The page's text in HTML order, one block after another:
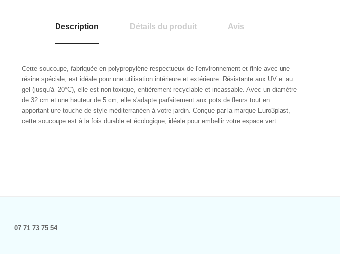
Description Détails du produit Avis
Cette soucoupe, fabriquée en polypropylène respectueux de l'environnement et finie avec une
résine spéciale, est idéale pour une utilisation intérieure et extérieure. Résistante aux UV et au
gel (jusqu'à -20°C), elle est non toxique, entièrement recyclable et incassable. Avec un diamètre
de 32 cm et une hauteur de 5 cm, elle s'adapte parfaitement aux pots de fleurs tout en
apportant une touche de style méditerranéen à votre jardin. Conçue par la marque Euro3plast,
cette soucoupe est à la fois durable et écologique, idéale pour embellir votre espace vert.
07 71 73 75 54